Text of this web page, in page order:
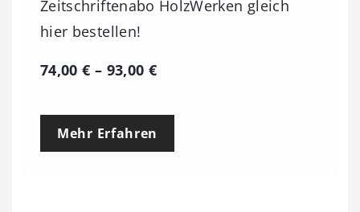
Zeitschriftenabo HolzWerken gleich
hier bestellen!
74,00€ – 93,00 €P
e
Mehr Erfahren